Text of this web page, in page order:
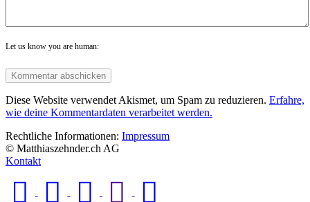
Let us know you are human:
Diese Website verwendet Akismet, um Spam zu reduzieren. Erfahre,
wie deine Kommentardaten verarbeitet werden.
Rechtliche Informationen: Impressum
© Matthiaszehnder.ch AG
Kontakt